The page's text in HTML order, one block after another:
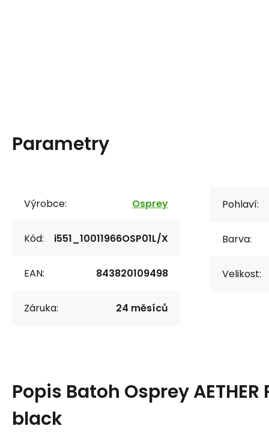
Parametry
Výrobce: Osprey
Kód: i551_10011966OSP01L/X
EAN: 843820109498
Záruka: 24 měsíců
Pohlaví:
Barva:
Velikost:
Popis Batoh Osprey AETHER
black